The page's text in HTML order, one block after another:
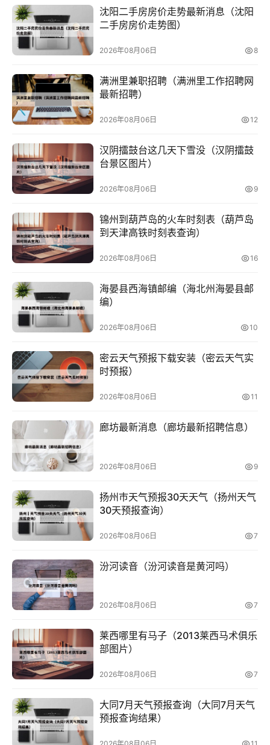
沈阳二手房房价走势最新消息（沈阳
二手房房价走势图）
2026年08月06日 8
满洲里兼职招聘（满洲里工作招聘网
最新招聘）
2026年08月06日 12
汉阴擂鼓台这几天下雪没（汉阴擂鼓
台景区图片）
2026年08月06日 9
锦州到葫芦岛的火车时刻表（葫芦岛
到天津高铁时刻表查询）
2026年08月06日 16
海晏县西海镇邮编（海北州海晏县邮
编）
2026年08月06日 10
密云天气预报下载安装（密云天气实
时预报）
2026年08月06日 11
廊坊最新消息（廊坊最新招聘信息）
2026年08月06日 9
扬州巿天气预报30天天气（扬州天气
30天预报查询）
2026年08月06日 7
汾河读音（汾河读音是黄河吗）
2026年08月06日 7
莱西哪里有马子（2013莱西马术俱乐
部图片）
2026年08月06日 7
大同7月天气预报查询（大同7月天气
预报查询结果）